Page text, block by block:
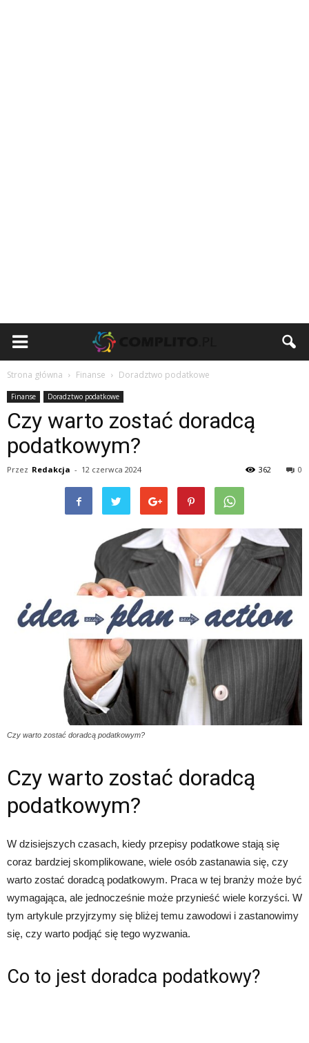
Strona główna Finanse Doradztwo podatkowe
Finanse Doradztwo podatkowe
Czy warto zostać doradcą
podatkowym?
Przez Redakcja - 12 czerwca 2024 0
362
Czy warto zostać doradcą podatkowym?
Czy warto zostać doradcą
podatkowym?
W dzisiejszych czasach, kiedy przepisy podatkowe stają się
coraz bardziej skomplikowane, wiele osób zastanawia się, czy
warto zostać doradcą podatkowym. Praca w tej branży może być
wymagająca, ale jednocześnie może przynieść wiele korzyści. W
tym artykule przyjrzymy się bliżej temu zawodowi i zastanowimy
się, czy warto podjąć się tego wyzwania.
Co to jest doradca podatkowy?